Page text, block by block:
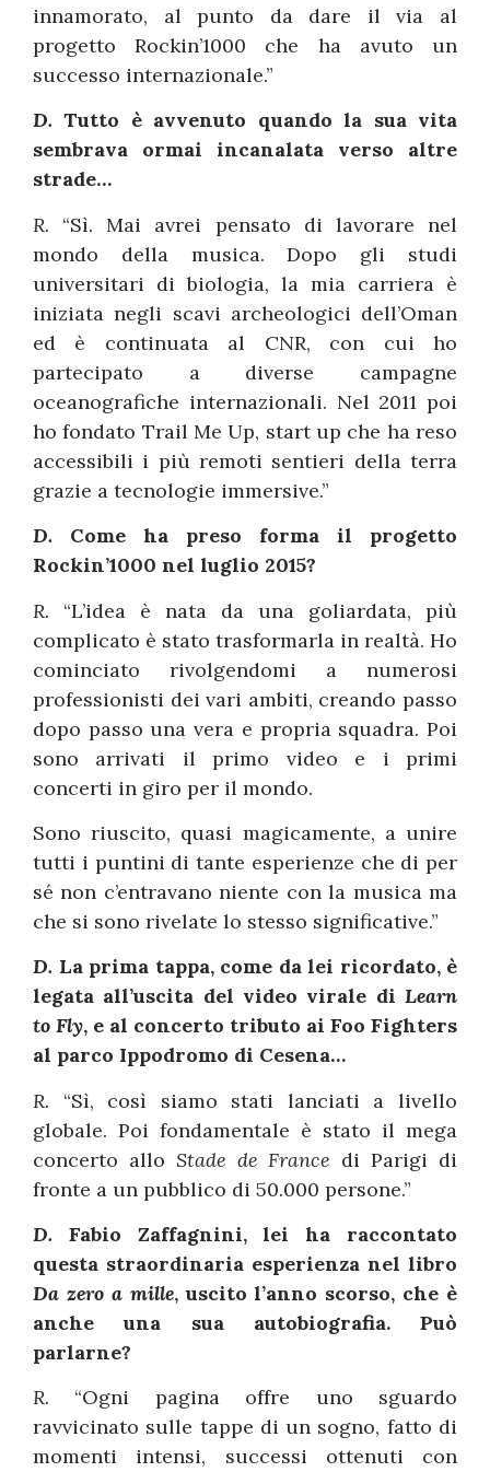
innamorato, al punto da dare il via al
progetto Rockin’1000 che ha avuto un
successo internazionale.”
D.Tutto è avvenuto quando la sua vita
sembrava ormai incanalata verso altre
strade…
R. “Sì. Mai avrei pensato di lavorare nel
mondo della musica. Dopo gli studi
universitari di biologia, la mia carriera è
iniziata negli scavi archeologici dell’Oman
ed è continuata al CNR, con cui ho
partecipato a diverse campagne
oceanografiche internazionali. Nel 2011 poi
ho fondato Trail Me Up, start up che ha reso
accessibili i più remoti sentieri della terra
grazie a tecnologie immersive.”
D. Come ha preso forma il progetto
Rockin’1000 nel luglio 2015?
R. “L’idea è nata da una goliardata, più
complicato è stato trasformarla in realtà. Ho
cominciato rivolgendomi a numerosi
professionisti dei vari ambiti, creando passo
dopo passo una vera e propria squadra. Poi
sono arrivati il primo video e i primi
concerti in giro per il mondo.
Sono riuscito, quasi magicamente, a unire
tutti i puntini di tante esperienze che di per
sé non c’entravano niente con la musica ma
che si sono rivelate lo stesso significative.”
D. La prima tappa, come da lei ricordato, è
legata all’uscita del video virale di Learn
to Fly, e al concerto tributo ai Foo Fighters
al parco Ippodromo di Cesena…
R. “Sì, così siamo stati lanciati a livello
globale. Poi fondamentale è stato il mega
concerto allo Stade de France di Parigi di
fronte a un pubblico di 50.000 persone.”
D. Fabio Zaffagnini, lei ha raccontato
questa straordinaria esperienza nel libro
Da zero a mille, uscito l’anno scorso, che è
anche una sua autobiografia. Può
parlarne?
R. “Ogni pagina offre uno sguardo
ravvicinato sulle tappe di un sogno, fatto di
momenti intensi, successi ottenuti con